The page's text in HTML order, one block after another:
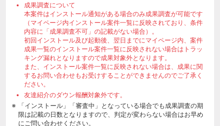
成果調査について
本案件はインストール通知がある場合のみ成果調査が可能です
（マイページ内インストール案件一覧に反映されており、条件
内容に「成果調査不可」の記載がない場合）。
初回インストール及び起動後、翌日までにマイページ内、案件
成果一覧のインストール案件一覧に反映されない場合はトラッ
キング漏れとなりますので成果対象外となります。
また、インストール案件一覧に反映されない場合は、成果に関
するお問い合わせもお受けすることができませんのでご了承く
ださい。
友達紹介のダウン報酬対象外です。
「インストール」「審査中」となっている場合でも成果調査の期
限は記載の日数となりますので、判定が変わらない場合はお早め
にご問い合わせください。